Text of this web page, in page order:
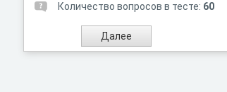
Количество вопросов в тесте: 60